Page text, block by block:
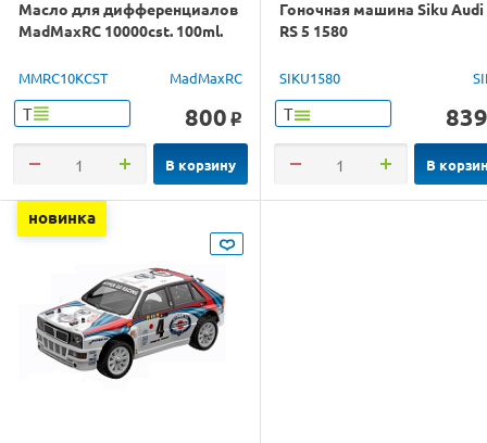
Масло для дифференциалов
MadMaxRC 10000cst. 100ml.
MMRC10KCST MadMaxRC
Т 800 o
В корзину
Гоночная машина Siku Audi
RS 5 1580
SIKU1580
Т 839
В
новинка